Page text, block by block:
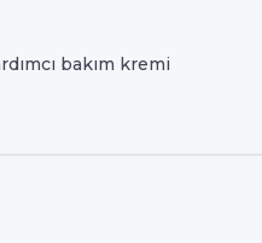
bakım kremi